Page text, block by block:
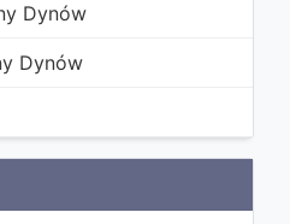
Dynów
Dynów